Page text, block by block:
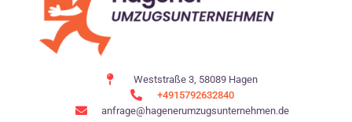
Weststraße 3, 58089 Hagen
+4915792632840
anfrage@hagenerumzugsunternehmen.de